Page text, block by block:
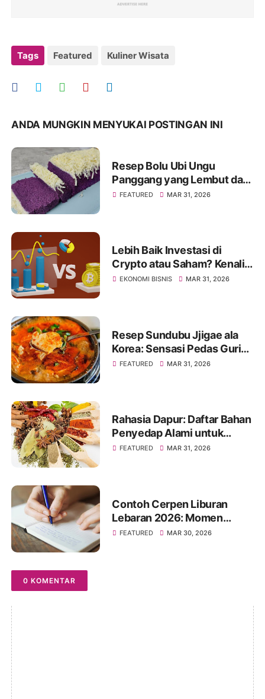
Tags Featured Kuliner Wisata
ANDA MUNGKIN MENYUKAI POSTINGAN INI
Resep Bolu Ubi Ungu
Panggang yang Lembut dan
Mengembang Sempurna
FEATURED MAR 31, 2026
Lebih Baik Investasi di
Crypto atau Saham? Kenali
Jenis Risikonya Juga
EKONOMI BISNIS MAR 31, 2026
Resep Sundubu Jjigae ala
Korea: Sensasi Pedas Gurih
yang Menghangatkan Tubuh
FEATURED MAR 31, 2026
Rahasia Dapur: Daftar Bahan
Penyedap Alami untuk
Masakan Jadi Lebih Enak
FEATURED MAR 31, 2026
Contoh Cerpen Liburan
Lebaran 2026: Momen
Hangat Penuh Kenangan
FEATURED MAR 30, 2026
0 KOMENTAR